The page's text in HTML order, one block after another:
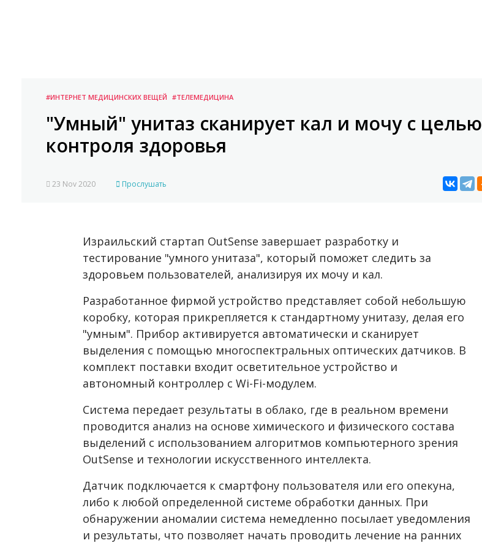
#ИНТЕРНЕТ МЕДИЦИНСКИХ ВЕЩЕЙ #ТЕЛЕМЕДИЦИНА
"Умный" унитаз сканирует кал и мочу с целью
контроля здоровья
23 Nov 2020 Прослушать
Израильский стартап OutSense завершает разработку и
тестирование "умного унитаза", который поможет следить за
здоровьем пользователей, анализируя их мочу и кал.
Разработанное фирмой устройство представляет собой небольшую
коробку, которая прикрепляется к стандартному унитазу, делая его
"умным". Прибор активируется автоматически и сканирует
выделения с помощью многоспектральных оптических датчиков. В
комплект поставки входит осветительное устройство и
автономный контроллер с Wi-Fi-модулем.
Система передает результаты в облако, где в реальном времени
проводится анализ на основе химического и физического состава
выделений с использованием алгоритмов компьютерного зрения
OutSense и технологии искусственного интеллекта.
Датчик подключается к смартфону пользователя или его опекуна,
либо к любой определенной системе обработки данных. При
обнаружении аномалии система немедленно посылает уведомления
и результаты, что позволяет начать проводить лечение на ранних